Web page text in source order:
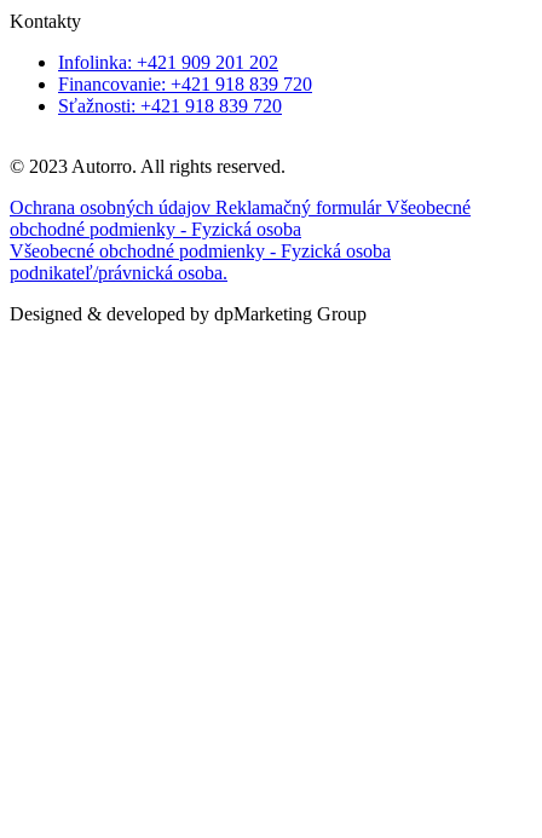
Kontakty
Infolinka: +421 909 201 202
Financovanie: +421 918 839 720
Sťažnosti: +421 918 839 720
© 2023 Autorro. All rights reserved.
Ochrana osobných údajov Reklamačný formulárVšeobecné
obchodné podmienky - Fyzická osoba
Všeobecné obchodné podmienky - Fyzická osoba
podnikateľ/právnická osoba.
Designed & developed by dpMarketing Group